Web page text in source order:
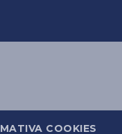
COOKIES